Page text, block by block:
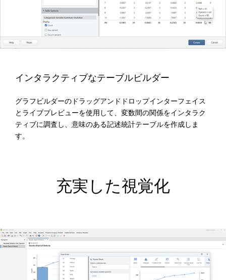
インタラクティブなテーブルビルダー
グラフビルダーのドラッグアンドドロップインターフェイス
とライブプレビューを使用して、変数間の関係をインタラク
ティブに調査し、意味のある記述統計テーブルを作成しま
す。
充実した視覚化